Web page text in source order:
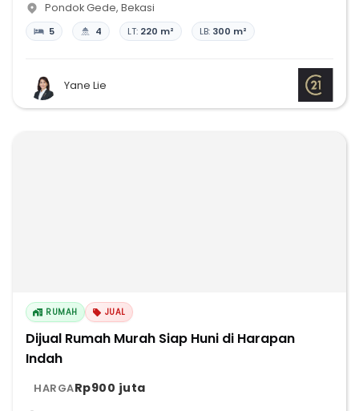
Pondok Gede, Bekasi
5 4 LT: 220 m² LB: 300 m²
Yane Lie
RUMAH JUAL
Dijual Rumah Murah Siap Huni di Harapan
Indah
HARGARp900 juta